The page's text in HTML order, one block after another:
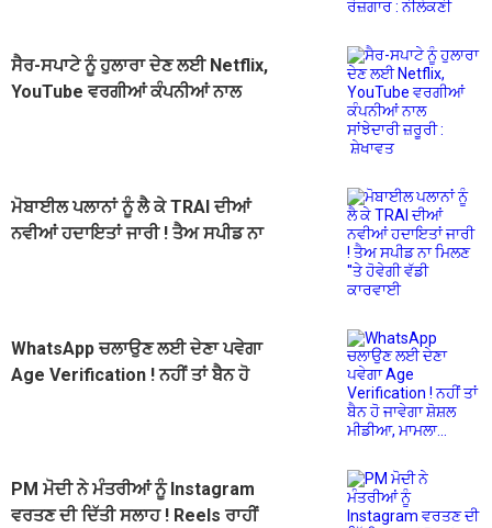
ਸੈਰ-ਸਪਾਟੇ ਨੂੰ ਹੁਲਾਰਾ ਦੇਣ ਲਈ Netflix,
YouTube ਵਰਗੀਆਂ ਕੰਪਨੀਆਂ ਨਾਲ
ਮੋਬਾਈਲ ਪਲਾਨਾਂ ਨੂੰ ਲੈ ਕੇ TRAI ਦੀਆਂ
ਨਵੀਆਂ ਹਦਾਇਤਾਂ ਜਾਰੀ ! ਤੈਅ ਸਪੀਡ ਨਾ
WhatsApp ਚਲਾਉਣ ਲਈ ਦੇਣਾ ਪਵੇਗਾ
Age Verification ! ਨਹੀਂ ਤਾਂ ਬੈਨ ਹੋ
PM ਮੋਦੀ ਨੇ ਮੰਤਰੀਆਂ ਨੂੰ Instagram
ਵਰਤਣ ਦੀ ਦਿੱਤੀ ਸਲਾਹ ! Reels ਰਾਹੀਂ